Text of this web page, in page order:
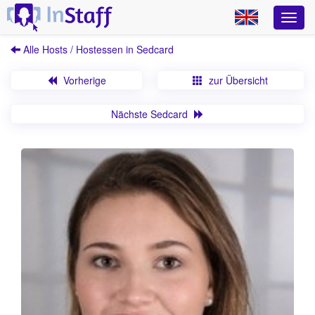
Alle Hosts / Hostessen in Sedcard
Vorherige zur Übersicht
Nächste Sedcard